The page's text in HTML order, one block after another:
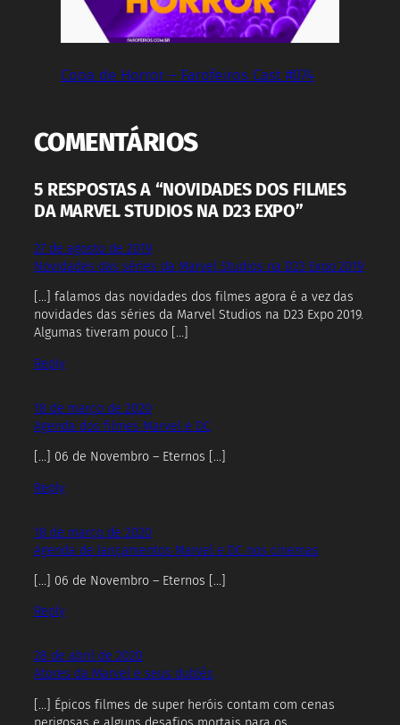
Copa de Horror – Farofeiros Cast #074
COMENTÁRIOS
5 RESPOSTAS A “NOVIDADES DOS FILMES
DA MARVEL STUDIOS NA D23 EXPO”
27 de agosto de 2019
Novidades das séries da Marvel Studios na D23 Expo 2019
[…] falamos das novidades dos filmes agora é a vez das
novidades das séries da Marvel Studios na D23 Expo 2019.
Algumas tiveram pouco […]
Reply
18 de março de 2020
Agenda dos filmes Marvel e DC
[…] 06 de Novembro – Eternos […]
Reply
18 de março de 2020
Agenda de lançamentos Marvel e DC nos cinemas
[…] 06 de Novembro – Eternos […]
Reply
28 de abril de 2020
Atores da Marvel e seus dublês
[…] Épicos filmes de super heróis contam com cenas